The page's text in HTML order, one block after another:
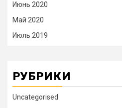
Июнь 2020
Май 2020
Июль 2019
РУБРИКИ
Uncategorised